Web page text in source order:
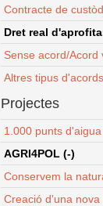
Contracte de
Dret real
Sense acord/Acord
Altres tipus d'acords
Projectes
1.000 punts d'aigua
AGRI4POL (-)
Conservem la
Creació d'una